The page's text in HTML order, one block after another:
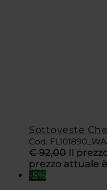
Sottoveste
Cod. FL101890_WA
€92,00 Il
prezzo attuale
-5%